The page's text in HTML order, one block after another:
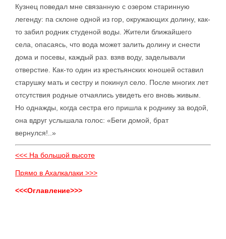
Кузнец поведал мне связанную с озером старинную
легенду: па склоне одной из гор, окружающих долину, как-
то забил родник студеной воды. Жители ближайшего
села, опасаясь, что вода может залить долину и снести
дома и посевы, каждый раз. взяв воду, заделывали
отверстие. Как-то один из крестьянских юношей оставил
старушку мать и сестру и покинул село. После многих лет
отсутствия родные отчаялись увидеть его вновь живым.
Но однажды, когда сестра его пришла к роднику за водой,
она вдруг услышала голос: «Беги домой, брат
вернулся!..»
<<< На большой высоте
Прямо в Ахалкалаки >>>
<<<Оглавление>>>